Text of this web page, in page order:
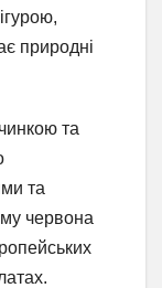
природні
та
та
червона